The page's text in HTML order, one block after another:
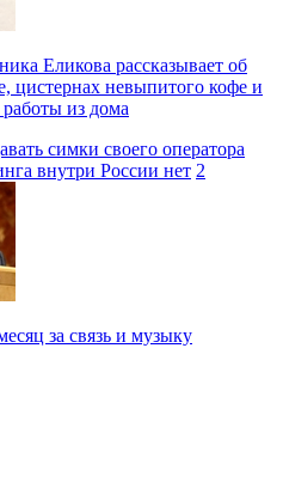
Еликова рассказывает об
цистернах невыпитого кофе и
из дома
симки своего оператора
внутри России нет 2
за связь и музыку